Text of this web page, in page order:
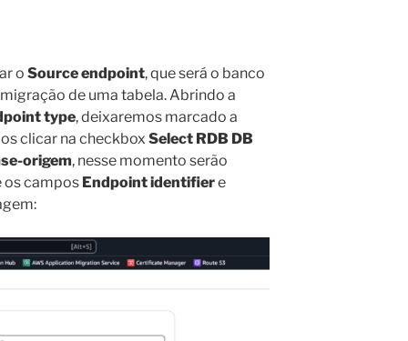
o Source endpoint, que será o banco
de uma tabela. Abrindo a
type, deixaremos marcado a
clicar na checkbox Select RDB DB
origem, nesse momento serão
campos Endpoint identifiere